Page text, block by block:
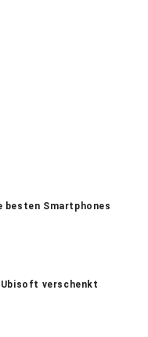
besten Smartphones
verschenkt